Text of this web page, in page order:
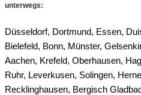
unterwegs:
Düsseldorf, Dortmund, Essen,
Bielefeld, Bonn, Münster,
Aachen, Krefeld, Oberhausen,
Ruhr, Leverkusen, Solingen,
Recklinghausen, Bergisch